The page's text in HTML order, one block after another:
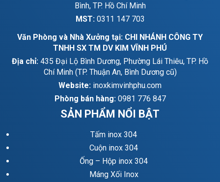
Bình, TP. Hồ Chí Minh
MST: 0311 147 703
Văn Phòng và Nhà Xưởng tại: CHI NHÁNH CÔNG TY
TNHH SX TM DV KIM VĨNH PHÚ
Địa chỉ: 435 Đại Lộ Bình Dương, Phường Lái Thiêu, TP. Hồ
Chí Minh (TP. Thuận An, Bình Dương cũ)
Website: inoxkimvinhphu.com
Phòng bán hàng: 0981 776 847
SẢN PHẨM NỔI BẬT
Tấm inox 304
Cuộn inox 304
Ống – Hộp inox 304
Máng Xối Inox